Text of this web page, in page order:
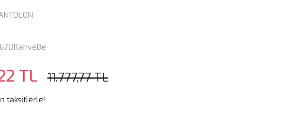
TL 11.777,77 TL
taksitlerle!